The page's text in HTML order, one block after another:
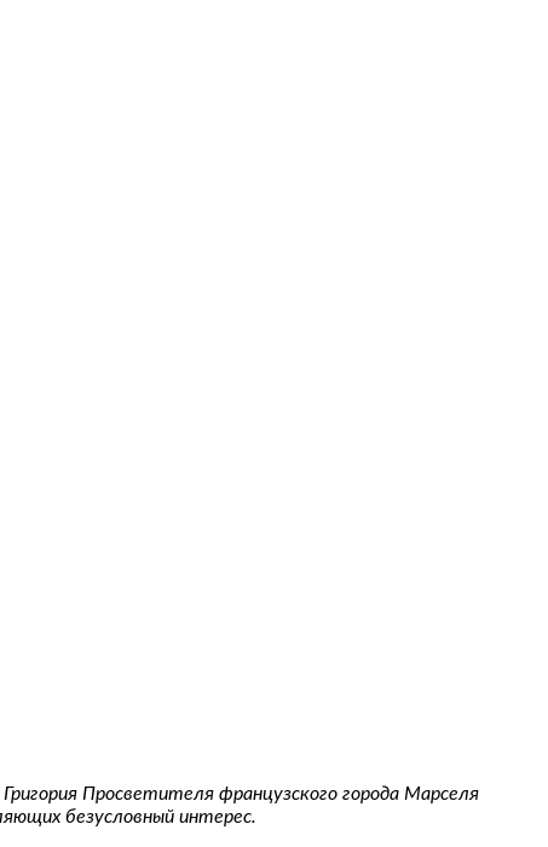
Просветителя французского города Марселя
безусловный интерес.